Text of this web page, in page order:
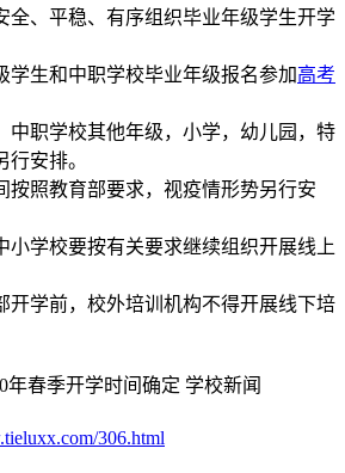
全、平稳、有序组织毕业年级学生开学
学生和中职学校毕业年级报名参加高考
中职学校其他年级，小学，幼儿园，特
行安排。
按照教育部要求，视疫情形势另行安
小学校要按有关要求继续组织开展线上
开学前，校外培训机构不得开展线下培
306.html